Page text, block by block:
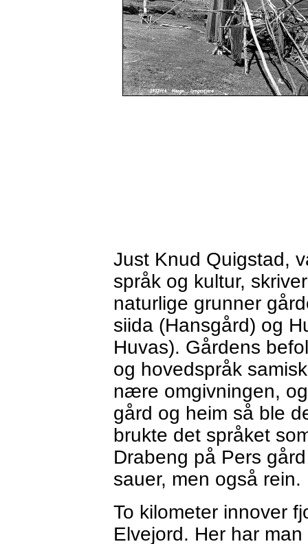
Just Knud Quigstad,
språk og kultur,
naturlige grunner
siida (Hansgård) og
Huvas). Gårdens
og hovedspråk
nære omgivningen,
gård og heim så ble
brukte det språket
Drabeng på Pers
sauer, men også rein.
To kilometer innover
Elvejord. Her har